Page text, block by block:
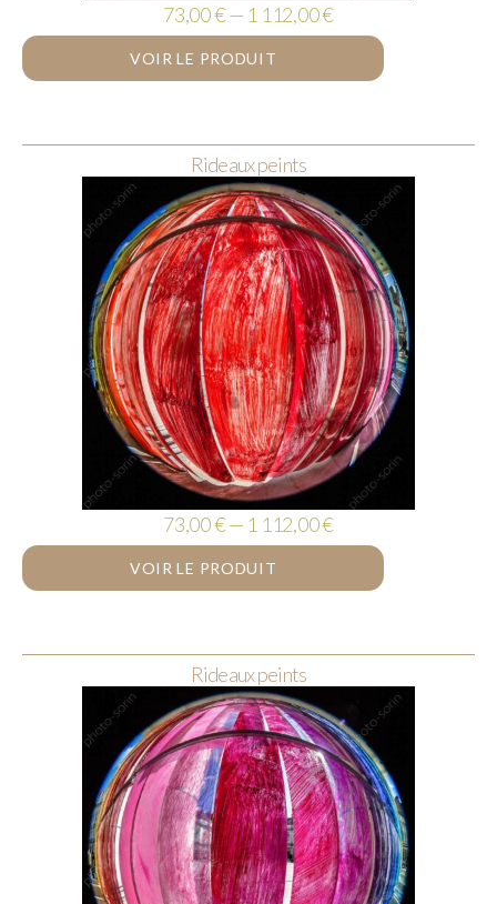
73,00 € — 1 112,00 €
VOIR LE PRODUIT
Rideaux peints
73,00 € — 1 112,00 €
VOIR LE PRODUIT
Rideaux peints